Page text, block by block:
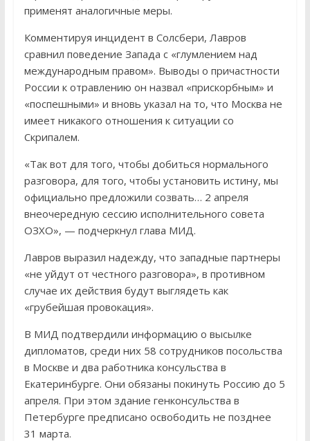
применят аналогичные меры.
Комментируя инцидент в Солсбери, Лавров
сравнил поведение Запада с «глумлением над
международным правом». Выводы о причастности
России к отравлению он назвал «прискорбным» и
«поспешными» и вновь указал на то, что Москва не
имеет никакого отношения к ситуации со
Скрипалем.
«Так вот для того, чтобы добиться нормального
разговора, для того, чтобы установить истину, мы
официально предложили созвать… 2 апреля
внеочередную сессию исполнительного совета
ОЗХО», — подчеркнул глава МИД.
Лавров выразил надежду, что западные партнеры
«не уйдут от честного разговора», в противном
случае их действия будут выглядеть как
«грубейшая провокация».
В МИД подтвердили информацию о высылке
дипломатов, среди них 58 сотрудников посольства
в Москве и два работника консульства в
Екатеринбурге. Они обязаны покинуть Россию до 5
апреля. При этом здание генконсульства в
Петербурге предписано освободить не позднее
31 марта.